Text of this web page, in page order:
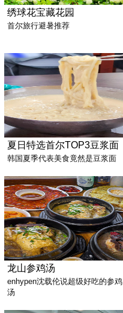
绣球花宝藏花园
首尔旅行避暑推荐
夏日特选首尔TOP3豆浆面
韩国夏季代表美食竟然是豆浆面
龙山参鸡汤
enhypen沈载伦说超级好吃的参鸡
汤